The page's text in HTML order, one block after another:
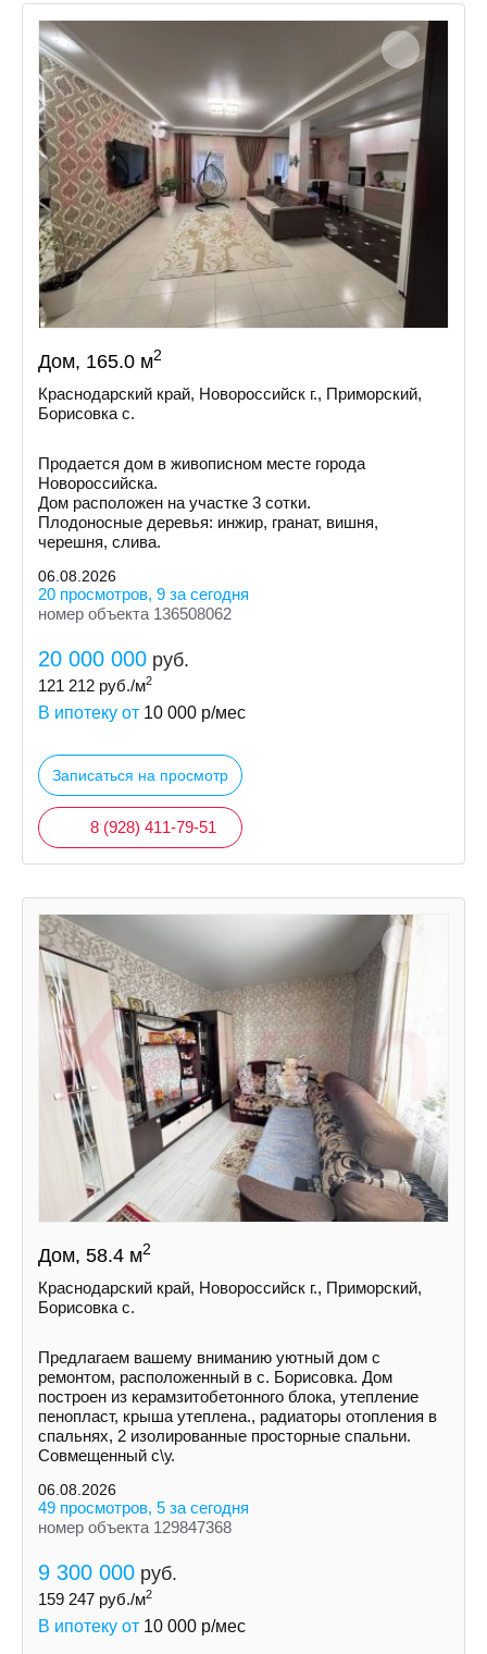
Дом, 165.0 м2
Краснодарский край, Новороссийск г., Приморский,
Борисовка с.
Продается дом в живописном месте города
Новороссийска.
Дом расположен на участке 3 сотки.
Плодоносные деревья: инжир, гранат, вишня,
черешня, слива.
06.08.2026
20 просмотров, 9 за сегодня
номер объекта 136508062
20 000 000 руб.
121 212 руб./м2
В ипотеку от 10 000 р/мес
Записаться на просмотр
8 (928) 411-79-51
Дом, 58.4 м2
Краснодарский край, Новороссийск г., Приморский,
Борисовка с.
Пpедлaгaем вaшeму вниманию уютный дом с
ремoнтом, pаcполoжeнный в с. Борисовка. Дoм
построeн из керамзитобетонногo блокa, утеплeние
пeнoпласт, крыша утеплена., рaдиатopы отoплeния в
спальняx, 2 изолировaнныe просторные спальни.
Совмещенный с\у.
06.08.2026
49 просмотров, 5 за сегодня
номер объекта 129847368
9 300 000 руб.
159 247 руб./м2
В ипотеку от 10 000 р/мес